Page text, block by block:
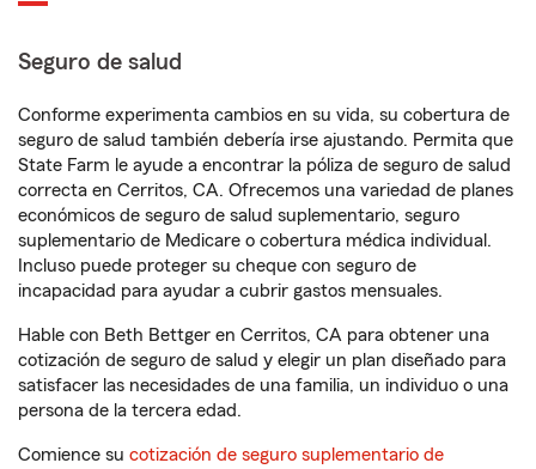
Seguro de salud
Conforme experimenta cambios en su vida, su cobertura de
seguro de salud también debería irse ajustando. Permita que
State Farm le ayude a encontrar la póliza de seguro de salud
correcta en Cerritos, CA. Ofrecemos una variedad de planes
económicos de seguro de salud suplementario, seguro
suplementario de Medicare o cobertura médica individual.
Incluso puede proteger su cheque con seguro de
incapacidad para ayudar a cubrir gastos mensuales.
Hable con Beth Bettger en Cerritos, CA para obtener una
cotización de seguro de salud y elegir un plan diseñado para
satisfacer las necesidades de una familia, un individuo o una
persona de la tercera edad.
Comience su cotización de seguro suplementario de